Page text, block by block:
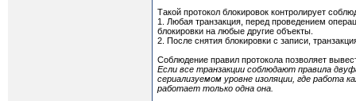
Такой протокол блокировок контролирует
1. Любая транзакция, перед проведением
блокировки на любые другие объекты.
2. После снятия блокировки с записи,
Соблюдение правил протокола позволяет
Если все транзакции соблюдают правила
сериализуемом уровне изоляции, где работа
работает только одна она.